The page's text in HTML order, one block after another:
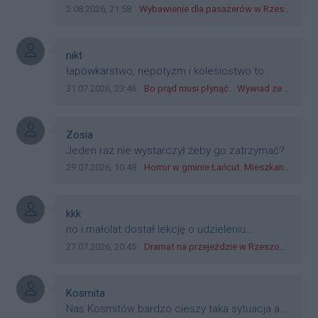
przetestowany. Wybieram się z mim młodym
przejazdów dadzą radę. Albo ogarną, jak to
teraz młode ludzie mówią.
Data dodania komentarza:
2.08.2026, 21:58 Źródło komentarza:
Wybawienie dla pasażerów w Rzeszowie? W mieście ruszyły testy nowego rozwiązania
Autor komentarza:
nikt
Treść komentarza:
łapówkarstwo, nepotyzm i kolesiostwo to
norma w pge dystrybucja rzeszów, takie ***e
zagorzali pisowcy
Data dodania komentarza:
31.07.2026, 23:46 Źródło komentarza:
Bo prąd musi płynąć... Wywiad ze Zbigniewem Możdżeniem - Dyrektorem Generalnym Oddziału PGE Dystrybucja w Rzeszowie
Autor komentarza:
Zosia
Treść komentarza:
Jeden raz nie wystarczył żeby go zatrzymać?
Data dodania komentarza:
29.07.2026, 10:48 Źródło komentarza:
Horror w gminie Łańcut. Mieszkaniec Rzeszowa terroryzował rodzinę nożem i zaatakował policjantów! [VIDEO]
Autor komentarza:
kkk
Treść komentarza:
no i małolat dostał lekcję o udzieleniu
pierwszeństwa
Data dodania komentarza:
27.07.2026, 20:45 Źródło komentarza:
Dramat na przejeździe w Rzeszowie. 16-latek na hulajnodze wjechał wprost pod szynobus
Autor komentarza:
Kosmita
Treść komentarza:
Nas Kosmitów bardzo cieszy taka sytuacja a